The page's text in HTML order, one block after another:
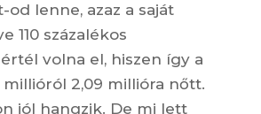
od lenne, azaz a saját
110 százalékos
volna el, hiszen így a
millióról 2,09 millióra nőtt.
jól hangzik. De mi lett